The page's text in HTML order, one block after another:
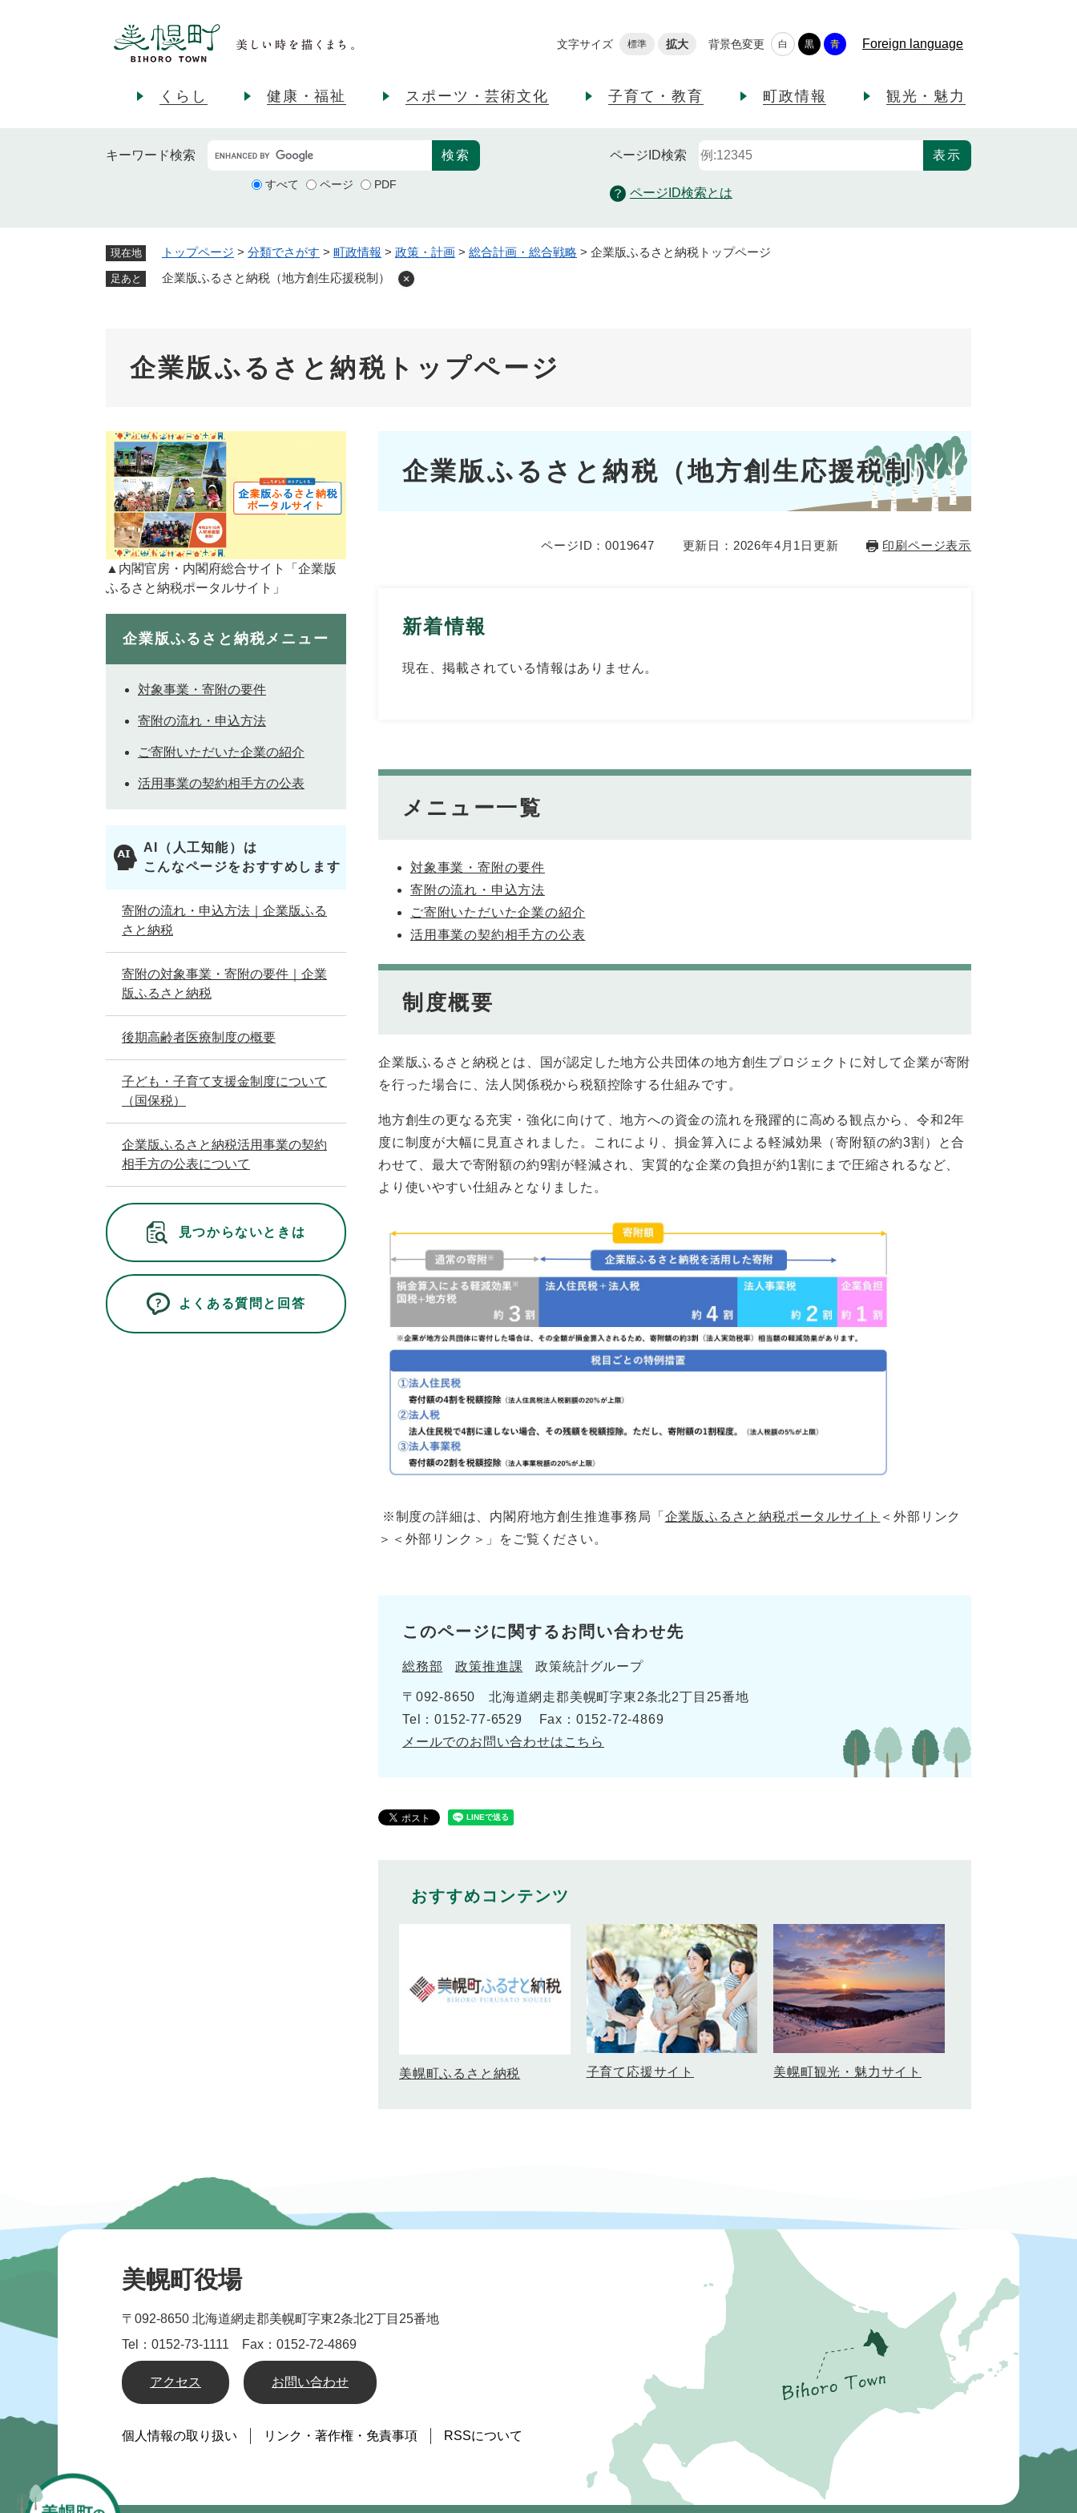
文字サイズ 標準 拡大 背景色変更 白 黒 青 Foreign language
くらし 健康・福祉 スポーツ・芸術文化 子育て・教育 町政情報 観光・魅力
キーワード検索
すべて ページ PDF
ページID検索
ページID検索とは
現在地 トップページ > 分類でさがす > 町政情報 > 政策・計画 > 総合計画・総合戦略 > 企業版ふるさと納税トップページ
足あと 企業版ふるさと納税（地方創生応援税制）
企業版ふるさと納税トップページ
企業版ふるさと納税（地方創生応援税制）
ページID：0019647 更新日：2026年4月1日更新 印刷ページ表示
新着情報
現在、掲載されている情報はありません。
メニュー一覧
対象事業・寄附の要件
寄附の流れ・申込方法
ご寄附いただいた企業の紹介
活用事業の契約相手方の公表
制度概要
企業版ふるさと納税とは、国が認定した地方公共団体の地方創生プロジェクトに対して企業が寄附
を行った場合に、法人関係税から税額控除する仕組みです。
地方創生の更なる充実・強化に向けて、地方への資金の流れを飛躍的に高める観点から、令和2年
度に制度が大幅に見直されました。これにより、損金算入による軽減効果（寄附額の約3割）と合
わせて、最大で寄附額の約9割が軽減され、実質的な企業の負担が約1割にまで圧縮されるなど、
より使いやすい仕組みとなりました。
※制度の詳細は、内閣府地方創生推進事務局「 企業版ふるさと納税ポータルサイト ＜外部リンク
＞ ＜外部リンク＞」をご覧ください。
このページに関するお問い合わせ先
総務部 政策推進課 政策統計グループ
〒092-8650 北海道網走郡美幌町字東2条北2丁目25番地
Tel：0152-77-6529
Fax：0152-72-4869
メールでのお問い合わせはこちら
おすすめコンテンツ
美幌町ふるさと納税 子育て応援サイト 美幌町観光・魅力サイト
▲内閣官房・内閣府総合サイト「企業版
ふるさと納税ポータルサイト」
企業版ふるさと納税メニュー
対象事業・寄附の要件
寄附の流れ・申込方法
ご寄附いただいた企業の紹介
活用事業の契約相手方の公表
AI（人工知能）は
こんなページをおすすめします
寄附の流れ・申込方法｜企業版ふる
さと納税
寄附の対象事業・寄附の要件｜企業
版ふるさと納税
後期高齢者医療制度の概要
子ども・子育て支援金制度について
（国保税）
企業版ふるさと納税活用事業の契約
相手方の公表について
見つからないときは
よくある質問と回答
美幌町役場
〒092-8650 北海道網走郡美幌町字東2条北2丁目25番地
Tel：0152-73-1111 Fax：0152-72-4869
アクセス お問い合わせ
個人情報の取り扱い リンク・著作権・免責事項 RSSについて